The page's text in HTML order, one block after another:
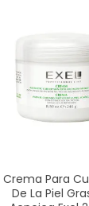
Crema Para
De La Piel